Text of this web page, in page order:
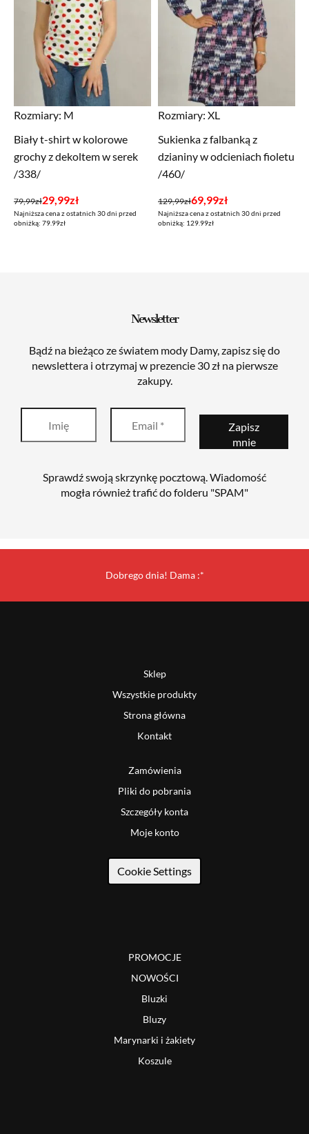
Rozmiary: M
Biały t-shirt w kolorowe
grochy z dekoltem w serek
/338/
79,99zł
Pierwotna
cena
29,99zł
Aktualna
cena
Najniższa cena z ostatnich 30 dni przed
obniżką: 79.99zł
Rozmiary: XL
Sukienka z falbanką z
dzianiny w odcieniach fioletu
/460/
129,99zł
Pierwotna
cena
69,99zł
Aktualna
cena
Najniższa cena z ostatnich 30 dni przed
obniżką: 129.99zł
Newsletter
Bądź na bieżąco ze światem mody Damy, zapisz się do
newslettera i otrzymaj w prezencie 30 zł na pierwsze
zakupy.
Sprawdź swoją skrzynkę pocztową. Wiadomość
mogła również trafić do folderu "SPAM"
Dobrego dnia! Dama :*
Sklep
Wszystkie produkty
Strona główna
Kontakt
Zamówienia
Pliki do pobrania
Szczegóły konta
Moje konto
Cookie Settings
PROMOCJE
NOWOŚCI
Bluzki
Bluzy
Marynarki i żakiety
Koszule